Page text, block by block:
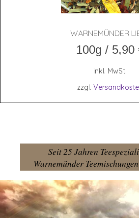
WAR­NE­MÜN­DER
100g / 5,90
inkl. MwSt.
zzgl.
Seit 25 Jahren
Warnemünder